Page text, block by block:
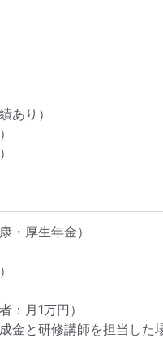
あり）
・厚生年金）
：月1万円）
金と研修講師を担当した